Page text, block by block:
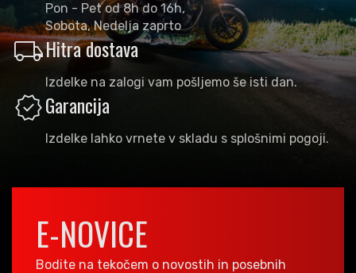
Pon - Pet od 8h do 16h,
Sobota, Nedelja zaprto
local_shippingHitra dostava
Izdelke na zalogi vam pošljemo še isti dan.
verifiedGarancija
Izdelke lahko vrnete v skladu s splošnimi pogoji.
E-NOVICE
Bodite na tekočem o novostih in posebnih